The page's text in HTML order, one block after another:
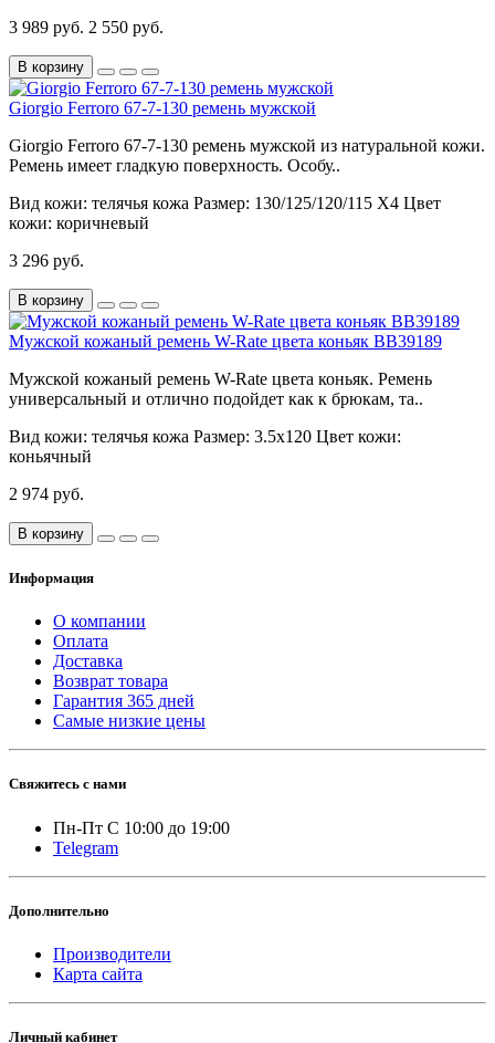
3 989 руб. 2 550 руб.
В корзину
Giorgio Ferroro 67-7-130 ремень мужской
Giorgio Ferroro 67-7-130 ремень мужской из натуральной кожи.
Ремень имеет гладкую поверхность. Особу..
Вид кожи: телячья кожа Размер: 130/125/120/115 Х4 Цвет
кожи: коричневый
3 296 руб.
В корзину
Мужской кожаный ремень W-Rate цвета коньяк BB39189
Мужской кожаный ремень W-Rate цвета коньяк. Ремень
универсальный и отлично подойдет как к брюкам, та..
Вид кожи: телячья кожа Размер: 3.5х120 Цвет кожи:
коньячный
2 974 руб.
В корзину
Информация
О компании
Оплата
Доставка
Возврат товара
Гарантия 365 дней
Самые низкие цены
Свяжитесь с нами
Пн-Пт С 10:00 до 19:00
Telegram
Дополнительно
Производители
Карта сайта
Личный кабинет